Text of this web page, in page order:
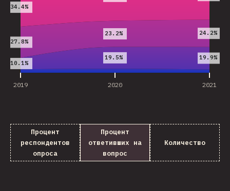
2019 2020 2021
10.1%
19.5% 19.9%
27.8%
23.2% 24.2%
34.4%
Процент
респондентов
опроса
Процент
ответивших на
вопрос
Количество